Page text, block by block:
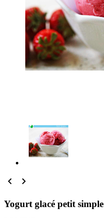
 
Yogurt glacé petit simple